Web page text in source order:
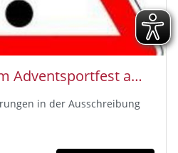
Informationen zum Adventsportfest am 01.12.2024
in der Ausschreibung